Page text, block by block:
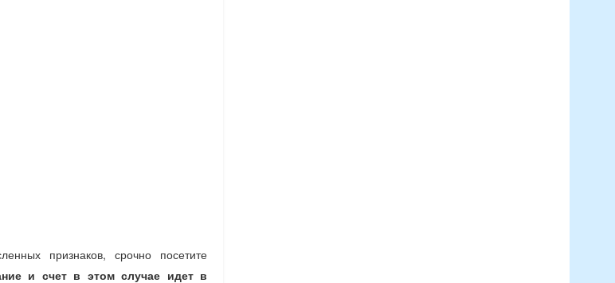
признаков, срочно посетите
и счет в этом случае идет в